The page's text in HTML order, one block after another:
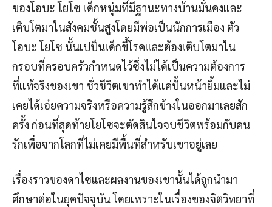
ของโอบะ โยโซ เด็กหนุ่มที่มีฐานะทางบ้านมั่นคงและ
เติบโตมาในสังคมชั้นสูงโดยมีพ่อเป็นนักการเมือง ตัว
โอบะ โยโซ นั้นเปป็นเด็กขี้โรคและต้องเติบโตมาใน
กรอบที่ครอบครัวกำหนดไว้ซึ่งไม่ได้เป็นความต้องการ
ที่แท้จริงของเขา ชั่วชีวิตเขาทำได้แค่ปั้นหน้ายิ้มและไม่
เคยได้เอ๋ยความจริงหรือความรู้สึกข้างในออกมาเลยสัก
ครั้ง ก่อนที่สุดท้ายโยโซจะตัดสินใจจบชีวิตพร้อมกับคน
รักเพื่อจากโลกที่ไม่เคยมีพื้นที่สำหรับเขาอยู่เลย
เรื่องราวของดาไซและผลงานของเขานั้นได้ถูกนำมา
ศึกษาต่อในยุคปัจจุบัน โดยเพราะในเรื่องของจิตวิทยาที่